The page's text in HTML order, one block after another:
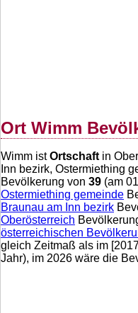
Ort Wimm
Wimm istOrtschaft in
Inn bezirk, Ostermiething
Bevölkerung von 39 (am
Ostermiething gemeinde
Braunau am Inn bezirk
Oberösterreich
österreichischen
gleich Zeitmaß als im
Jahr), im 2026 wäre die